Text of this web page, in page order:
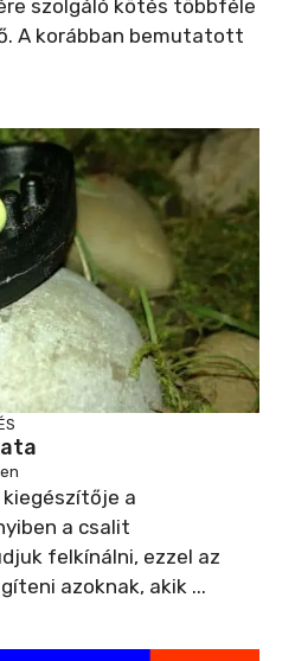
V
d
e
o
szolgáló kötés többféle
A korábban bemutatott
a
a csalit
felkínálni, ezzel az
azoknak, akik ...